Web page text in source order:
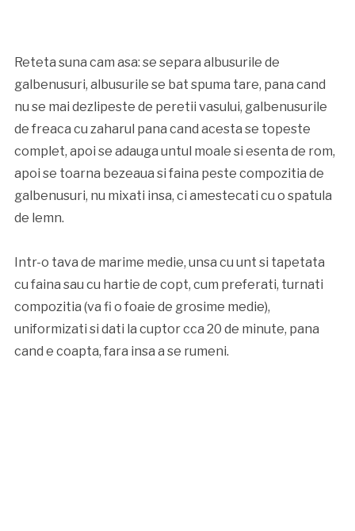
Reteta suna cam asa: se separa albusurile de
galbenusuri, albusurile se bat spuma tare, pana cand
nu se mai dezlipeste de peretii vasului, galbenusurile
de freaca cu zaharul pana cand acesta se topeste
complet, apoi se adauga untul moale si esenta de rom,
apoi se toarna bezeaua si faina peste compozitia de
galbenusuri, nu mixati insa, ci amestecati cu o spatula
de lemn.
Intr-o tava de marime medie, unsa cu unt si tapetata
cu faina sau cu hartie de copt, cum preferati, turnati
compozitia (va fi o foaie de grosime medie),
uniformizati si dati la cuptor cca 20 de minute, pana
cand e coapta, fara insa a se rumeni.